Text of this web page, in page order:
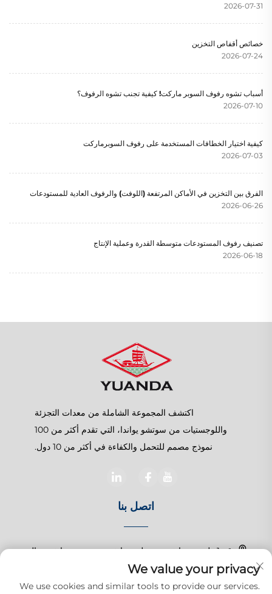
2026-07-31
خصائص أقفاص التخزين
2026-07-24
أسباب تشوه رفوف السوبر ماركت! كيفية تجنب تشوه الرفوف؟
2026-07-10
كيفية اختيار الخطافات المستخدمة على رفوف السوبرماركت
2026-07-03
الفرق بين التخزين في الأماكن المرتفعة (اللوفت) والرفوف العادية للمستودعات
2026-06-26
تصنيف رفوف المستودعات متوسطة القدرة وعملية الإنتاج
2026-06-18
اكتشف المجموعة الشاملة من معدات التجزئة
واللوجستيات من سوتشو يواندا، التي تقدم أكثر من 100
نموذج مصمم للتحمل والكفاءة في أكثر من 10 دول.
اتصل بنا
رقم 1 طريق تشانغتشون، بلدة شانغهو، سوزهو، جيانغسو، الصين
+86-15150179453
We value your privacy
We use cookies and similar tools to provide our services.